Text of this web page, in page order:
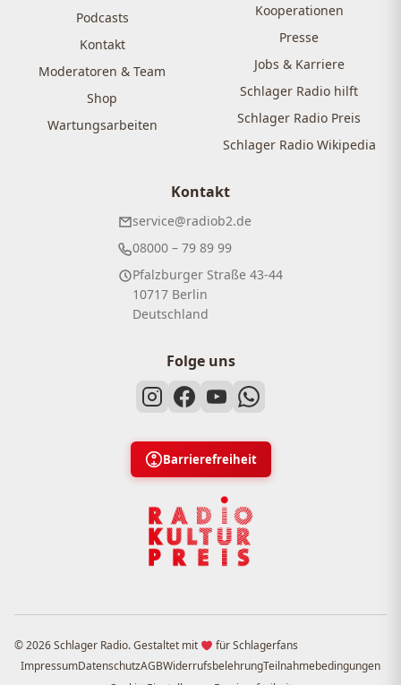
Podcasts
Kontakt
Moderatoren & Team
Shop
Wartungsarbeiten
Kooperationen
Presse
Jobs & Karriere
Schlager Radio hilft
Schlager Radio Preis
Schlager Radio Wikipedia
Kontakt
service@radiob2.de
08000 – 79 89 99
Pfalzburger Straße 43-44
10717 Berlin
Deutschland
Folge uns
Barrierefreiheit
© 2026 Schlager Radio. Gestaltet mit
für Schlagerfans
ImpressumDatenschutzAGBWiderrufsbelehrungTeilnahmebedingungen